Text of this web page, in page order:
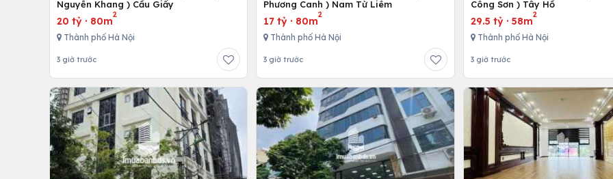
Nguyễn Khang ) Cầu Giấy
20 tỷ · 80m
2
Thành phố Hà Nội
3 giờ trước
Phương Canh ) Nam Từ Liêm
17 tỷ · 80m
2
Thành phố Hà Nội
3 giờ trước
Công Sơn ) Tây Hồ
29.5 tỷ· 58m
2
Thành phố Hà Nội
3 giờ trước